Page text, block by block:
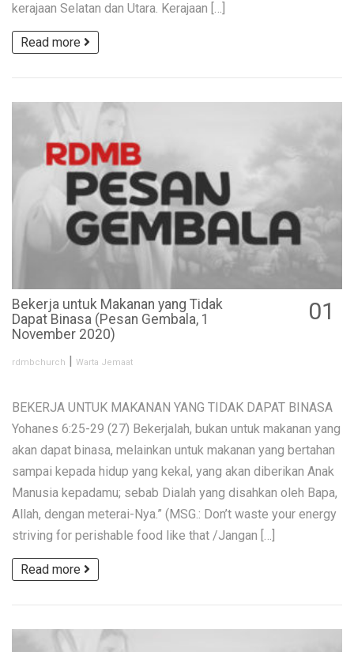
kerajaan Selatan dan Utara. Kerajaan […]
Read more
Bekerja untuk Makanan yang Tidak
Dapat Binasa (Pesan Gembala, 1
November 2020)
rdmbchurch | Warta Jemaat
01
BEKERJA UNTUK MAKANAN YANG TIDAK DAPAT BINASA
Yohanes 6:25-29 (27) Bekerjalah, bukan untuk makanan yang
akan dapat binasa, melainkan untuk makanan yang bertahan
sampai kepada hidup yang kekal, yang akan diberikan Anak
Manusia kepadamu; sebab Dialah yang disahkan oleh Bapa,
Allah, dengan meterai-Nya.” (MSG.: Don’t waste your energy
striving for perishable food like that /Jangan […]
Read more